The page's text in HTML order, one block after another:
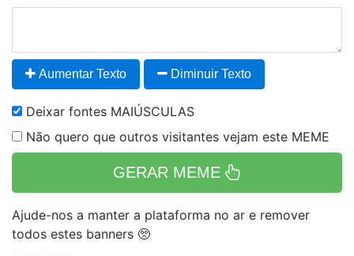
Aumentar Texto Diminuir Texto
Deixar fontes MAIÚSCULAS
Não quero que outros visitantes vejam este MEME
GERAR MEME
Ajude-nos a manter a plataforma no ar e remover
todos estes banners 🥺